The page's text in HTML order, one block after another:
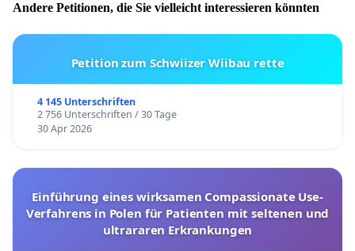
Andere Petitionen, die Sie vielleicht interessieren könnten
Petition zum Schwiizer Wiibau rette
4 145 Unterschriften
2 756 Unterschriften / 30 Tage
30 Apr 2026
Einführung eines wirksamen Compassionate Use-
Verfahrens in Polen für Patienten mit seltenen und
ultrararen Erkrankungen